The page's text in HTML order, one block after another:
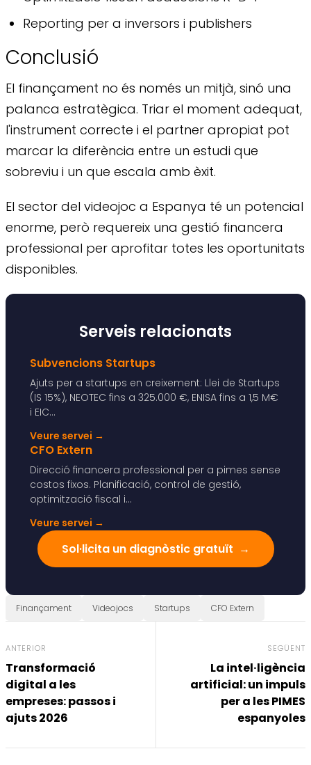
Reporting per a inversors i publishers
Conclusió
El finançament no és només un mitjà, sinó una
palanca estratègica. Triar el moment adequat,
l'instrument correcte i el partner apropiat pot
marcar la diferència entre un estudi que
sobreviu i un que escala amb èxit.
El sector del videojoc a Espanya té un potencial
enorme, però requereix una gestió financera
professional per aprofitar totes les oportunitats
disponibles.
Serveis relacionats
Subvencions Startups
Ajuts per a startups en creixement: Llei de Startups
(IS 15%), NEOTEC fins a 325.000 €, ENISA fins a 1,5 M€
i EIC...
Veure servei →
CFO Extern
Direcció financera professional per a pimes sense
costos fixos. Planificació, control de gestió,
optimització fiscal i...
Veure servei →
Sol·licita un diagnòstic gratuït →
Finançament Videojocs Startups CFO Extern
ANTERIOR
Transformació
digital a les
empreses: passos i
ajuts 2026
SEGÜENT
La intel·ligència
artificial: un impuls
per a les PIMES
espanyoles